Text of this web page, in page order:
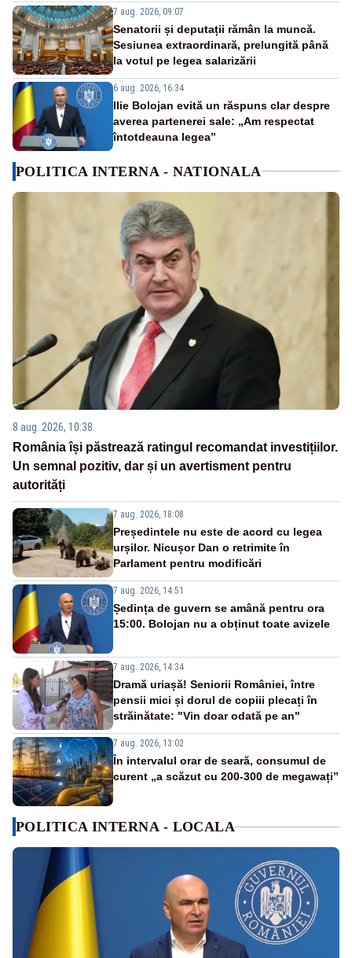
7 aug. 2026, 09:07
Senatorii și deputații rămân la muncă.
Sesiunea extraordinară, prelungită până
la votul pe legea salarizării
6 aug. 2026, 16:34
Ilie Bolojan evită un răspuns clar despre
averea partenerei sale: „Am respectat
întotdeauna legea”
POLITICA INTERNA - NATIONALA
8 aug. 2026, 10:38
România își păstrează ratingul recomandat investițiilor.
Un semnal pozitiv, dar și un avertisment pentru
autorități
7 aug. 2026, 18:08
Președintele nu este de acord cu legea
urșilor. Nicușor Dan o retrimite în
Parlament pentru modificări
7 aug. 2026, 14:51
Ședința de guvern se amână pentru ora
15:00. Bolojan nu a obținut toate avizele
7 aug. 2026, 14:34
Dramă uriașă! Seniorii României, între
pensii mici și dorul de copiii plecați în
străinătate: "Vin doar odată pe an"
7 aug. 2026, 13:02
În intervalul orar de seară, consumul de
curent „a scăzut cu 200-300 de megawați”
POLITICA INTERNA - LOCALA